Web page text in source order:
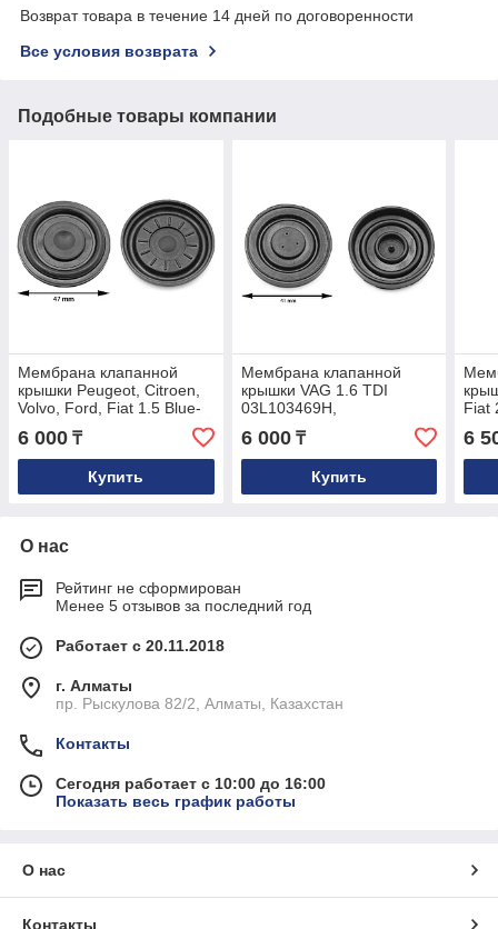
Возврат товара в течение 14 дней по договоренности
Все условия возврата
Подобные товары компании
Мембрана клапанной
крышки Peugeot, Citroen,
Volvo, Ford, Fiat 1.5 Blue-
HDI 9827622780
6 000 ₸
Купить
Мембрана клапанной
крышки VAG 1.6 TDI
03L103469H,
03L103469AB
6 000₸
Купить
Fiat
6
О нас
Рейтинг не сформирован
Менее 5 отзывов за последний год
Работает с 20.11.2018
г. Алматы
пр. Рыскулова 82/2, Алматы, Казахстан
Контакты
Сегодня работает с 10:00 до 16:00
Показать весь график работы
О нас
Контакты